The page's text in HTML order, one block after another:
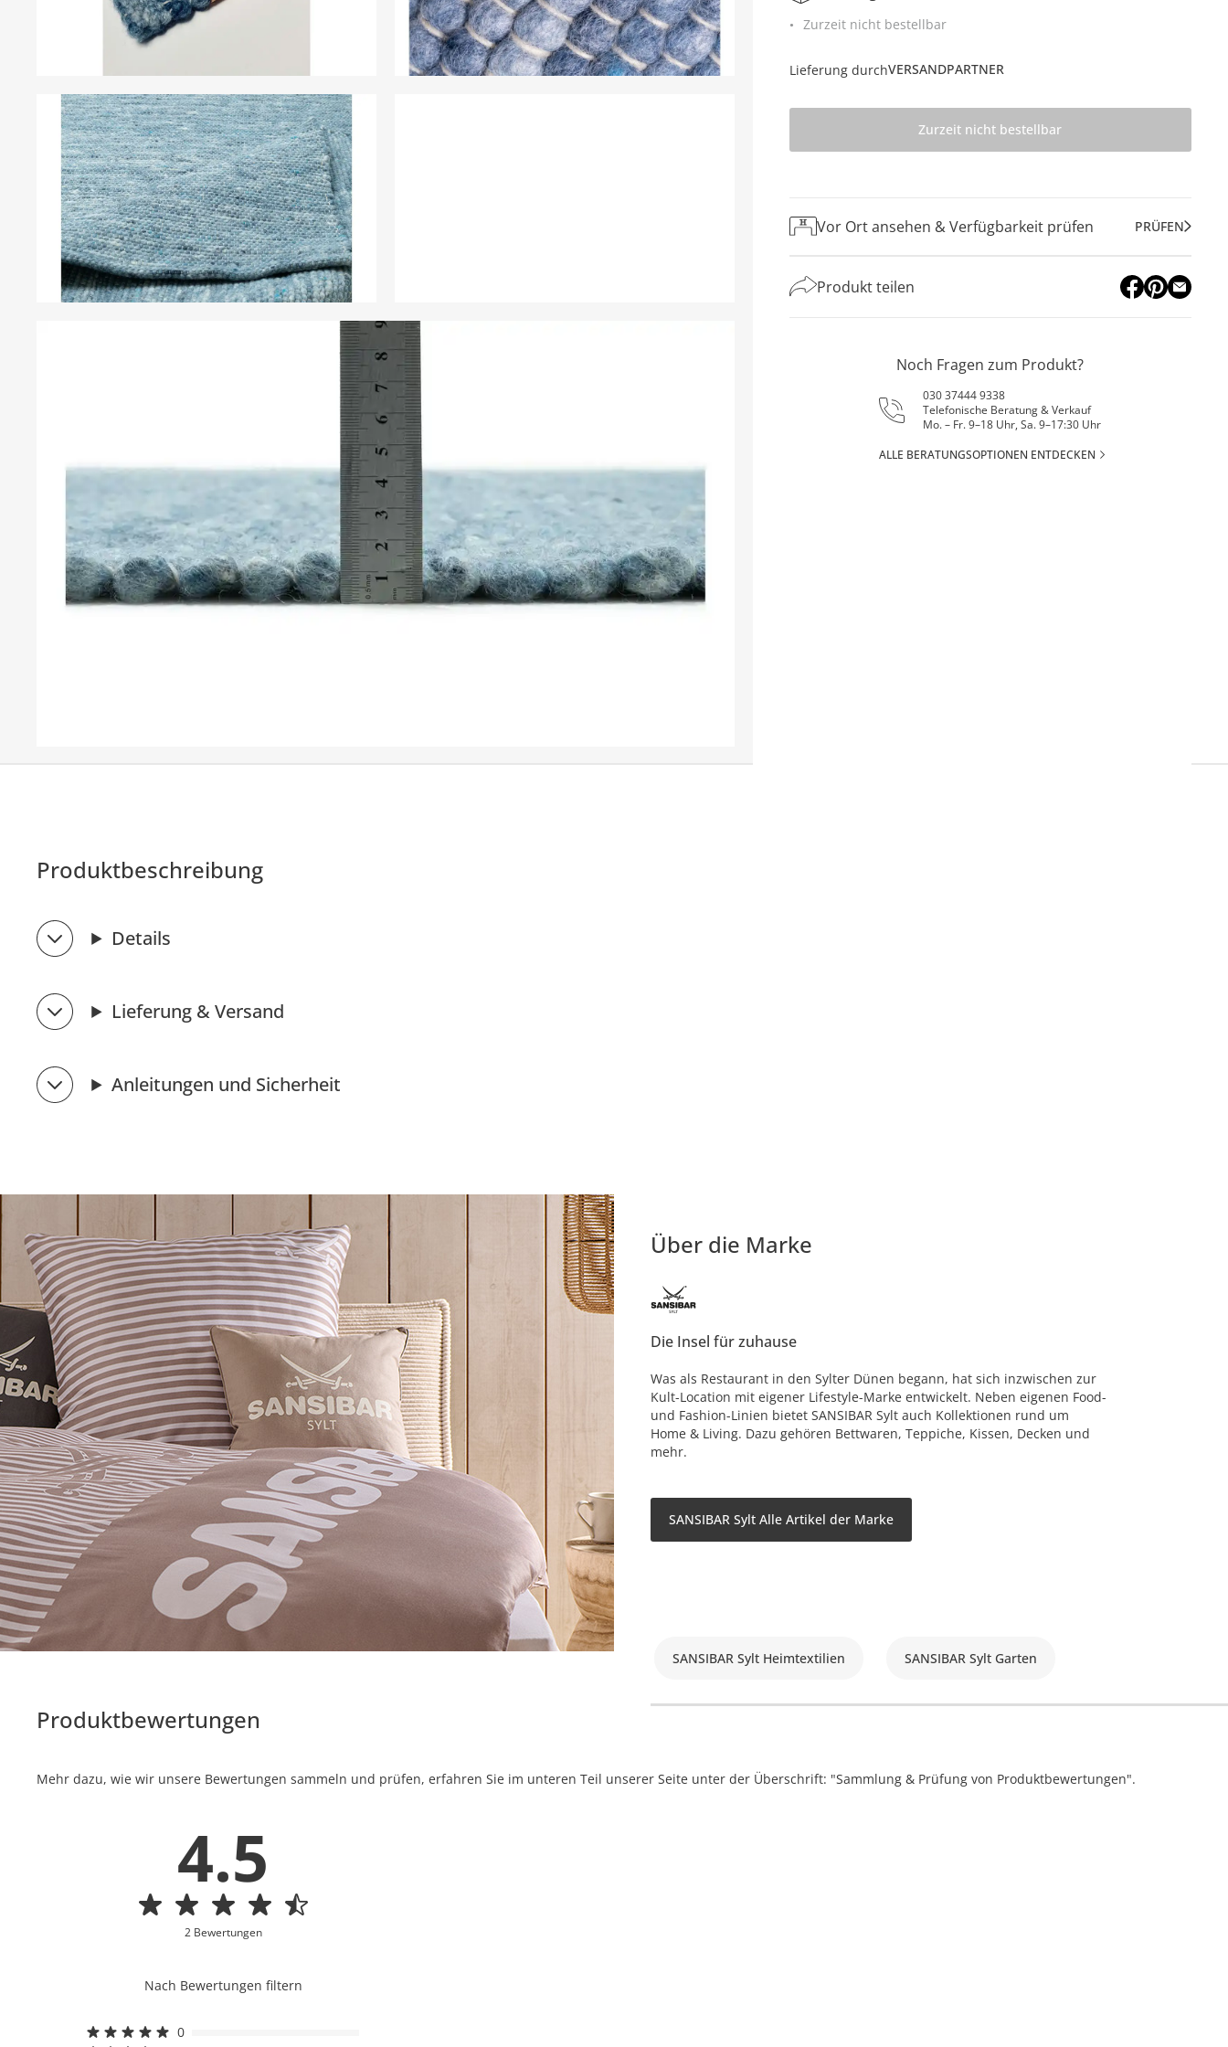
Zurzeit nicht bestellbar
Lieferung durchVERSANDPARTNER
Zurzeit nicht bestellbar
Vor Ort ansehen & Verfügbarkeit prüfen PRÜFEN
Produkt teilen
Noch Fragen zum Produkt?
030 37444 9338
Telefonische Beratung & Verkauf
Mo. – Fr. 9–18 Uhr, Sa. 9–17:30 Uhr
ALLE BERATUNGSOPTIONEN ENTDECKEN
Produktbeschreibung
Details
Lieferung & Versand
Anleitungen und Sicherheit
Über die Marke
Die Insel für zuhause
Was als Restaurant in den Sylter Dünen begann, hat sich inzwischen zur
Kult-Location mit eigener Lifestyle-Marke entwickelt. Neben eigenen Food-
und Fashion-Linien bietet SANSIBAR Sylt auch Kollektionen rund um
Home & Living. Dazu gehören Bettwaren, Teppiche, Kissen, Decken und
mehr.
SANSIBAR Sylt Alle Artikel der Marke
SANSIBAR Sylt Heimtextilien SANSIBAR Sylt Garten
Produktbewertungen
Mehr dazu, wie wir unsere Bewertungen sammeln und prüfen, erfahren Sie im unteren Teil unserer Seite unter der Überschrift: "Sammlung & Prüfung von Produktbewertungen".
4.5
2 Bewertungen
Nach Bewertungen filtern
0